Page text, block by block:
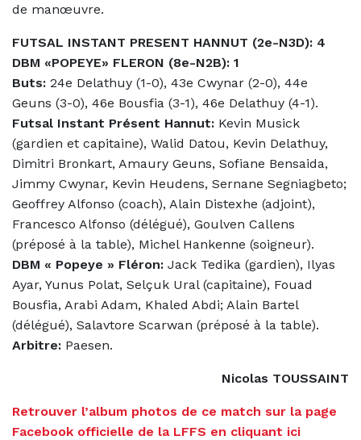
de manœuvre.
FUTSAL INSTANT PRESENT HANNUT (2e-N3D): 4
DBM «POPEYE» FLERON (8e-N2B): 1
Buts: 24e Delathuy (1-0), 43e Cwynar (2-0), 44e
Geuns (3-0), 46e Bousfia (3-1), 46e Delathuy (4-1).
Futsal Instant Présent Hannut: Kevin Musick
(gardien et capitaine), Walid Datou, Kevin Delathuy,
Dimitri Bronkart, Amaury Geuns, Sofiane Bensaida,
Jimmy Cwynar, Kevin Heudens, Sernane Segniagbeto;
Geoffrey Alfonso (coach), Alain Distexhe (adjoint),
Francesco Alfonso (délégué), Goulven Callens
(préposé à la table), Michel Hankenne (soigneur).
DBM « Popeye » Fléron: Jack Tedika (gardien), Ilyas
Ayar, Yunus Polat, Selçuk Ural (capitaine), Fouad
Bousfia, Arabi Adam, Khaled Abdi; Alain Bartel
(délégué), Salavtore Scarwan (préposé à la table).
Arbitre: Paesen.
Nicolas TOUSSAINT
Retrouver l’album photos de ce match sur la page
Facebook officielle de la LFFS en cliquant ici